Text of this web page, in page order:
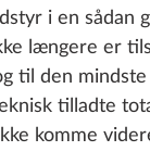
i en
længere er
til den
tilladte
komme